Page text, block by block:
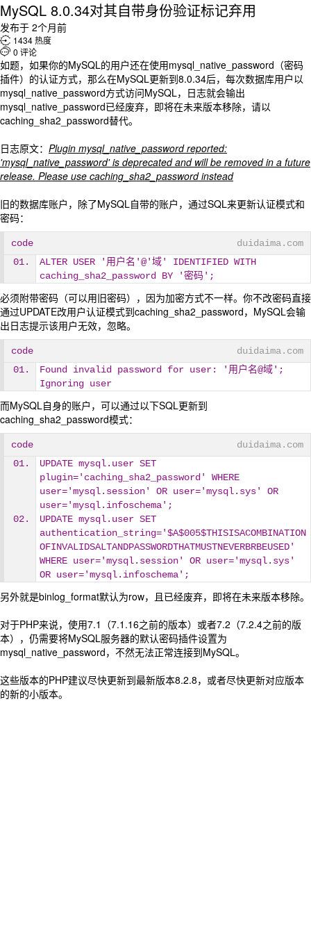
MySQL 8.0.34对其自带身份验证标记弃用
发布于 2个月前
 1434 热度
 0 评论
如题，如果你的MySQL的用户还在使用mysql_native_password（密码
插件）的认证方式，那么在MySQL更新到8.0.34后，每次数据库用户以
mysql_native_password方式访问MySQL，日志就会输出
mysql_native_password已经废弃，即将在未来版本移除，请以
caching_sha2_password替代。
日志原文： Plugin mysql_native_password reported:
'mysql_native_password' is deprecated and will be removed in a future
release. Please use caching_sha2_password instead
旧的数据库账户，除了MySQL自带的账户，通过SQL来更新认证模式和
密码：
code
duidaima.com
ALTER USER '用户名'@'域' IDENTIFIED WITH
caching_sha2_password BY '密码';
必须附带密码（可以用旧密码），因为加密方式不一样。你不改密码直接
通过UPDATE改用户认证模式到caching_sha2_password，MySQL会输
出日志提示该用户无效，忽略。
code
duidaima.com
Found invalid password for user: '用户名@域';
Ignoring user
而MySQL自身的账户，可以通过以下SQL更新到
caching_sha2_password模式：
code
duidaima.com
UPDATE mysql.user SET
plugin='caching_sha2_password' WHERE
user='mysql.session' OR user='mysql.sys' OR
user='mysql.infoschema';
UPDATE mysql.user SET
authentication_string='$A$005$THISISACOMBINATION
OFINVALIDSALTANDPASSWORDTHATMUSTNEVERBRBEUSED'
WHERE user='mysql.session' OR user='mysql.sys'
OR user='mysql.infoschema';
另外就是binlog_format默认为row，且已经废弃，即将在未来版本移除。
对于PHP来说，使用7.1（7.1.16之前的版本）或者7.2（7.2.4之前的版
本），仍需要将MySQL服务器的默认密码插件设置为
mysql_native_password，不然无法正常连接到MySQL。
这些版本的PHP建议尽快更新到最新版本8.2.8，或者尽快更新对应版本
的新的小版本。